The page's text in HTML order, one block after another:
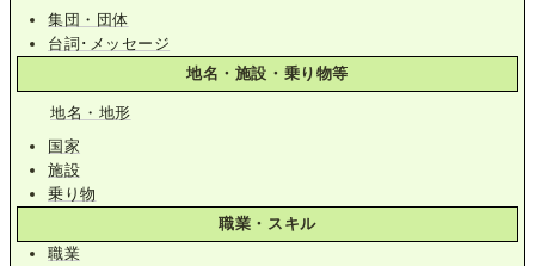
集団・団体
台詞･メッセージ
地名・施設・乗り物等
地名・地形
国家
施設
乗り物
職業・スキル
職業